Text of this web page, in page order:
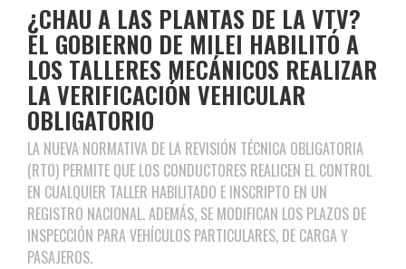
¿CHAU A LAS PLANTAS DE LA VTV?
EL GOBIERNO DE MILEI HABILITÓ A
LOS TALLERES MECÁNICOS REALIZAR
LA VERIFICACIÓN VEHICULAR
OBLIGATORIO
LA NUEVA NORMATIVA DE LA REVISIÓN TÉCNICA OBLIGATORIA
(RTO) PERMITE QUE LOS CONDUCTORES REALICEN EL CONTROL
EN CUALQUIER TALLER HABILITADO E INSCRIPTO EN UN
REGISTRO NACIONAL. ADEMÁS, SE MODIFICAN LOS PLAZOS DE
INSPECCIÓN PARA VEHÍCULOS PARTICULARES, DE CARGA Y
PASAJEROS.